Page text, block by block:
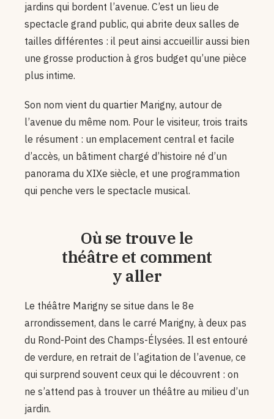
jardins qui bordent l’avenue. C’est un lieu de
spectacle grand public, qui abrite deux salles de
tailles différentes : il peut ainsi accueillir aussi bien
une grosse production à gros budget qu’une pièce
plus intime.
Son nom vient du quartier Marigny, autour de
l’avenue du même nom. Pour le visiteur, trois traits
le résument : un emplacement central et facile
d’accès, un bâtiment chargé d’histoire né d’un
panorama du XIXe siècle, et une programmation
qui penche vers le spectacle musical.
Où se trouve le
théâtre et comment
y aller
Le théâtre Marigny se situe dans le 8e
arrondissement, dans le carré Marigny, à deux pas
du Rond-Point des Champs-Élysées. Il est entouré
de verdure, en retrait de l’agitation de l’avenue, ce
qui surprend souvent ceux qui le découvrent : on
ne s’attend pas à trouver un théâtre au milieu d’un
jardin.